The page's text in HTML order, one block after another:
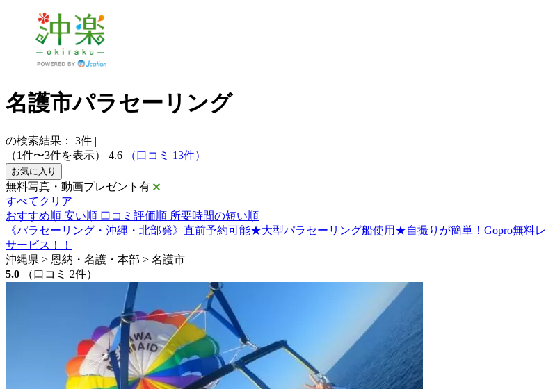
名護市パラセーリング
の検索結果： 3件 |
（1件〜3件を表示）
4.6 （口コミ 13件）
お気に入り
無料写真・動画プレゼント有
すべてクリア
おすすめ順 安い順 口コミ評価順 所要時間の短い順
《パラセーリング・沖縄・北部発》直前予約可能★大型パラセーリング船使用★自撮りが簡単！Gopro無
サービス！！
沖縄県 > 恩納・名護・本部 > 名護市
5.0
（口コミ 2件）